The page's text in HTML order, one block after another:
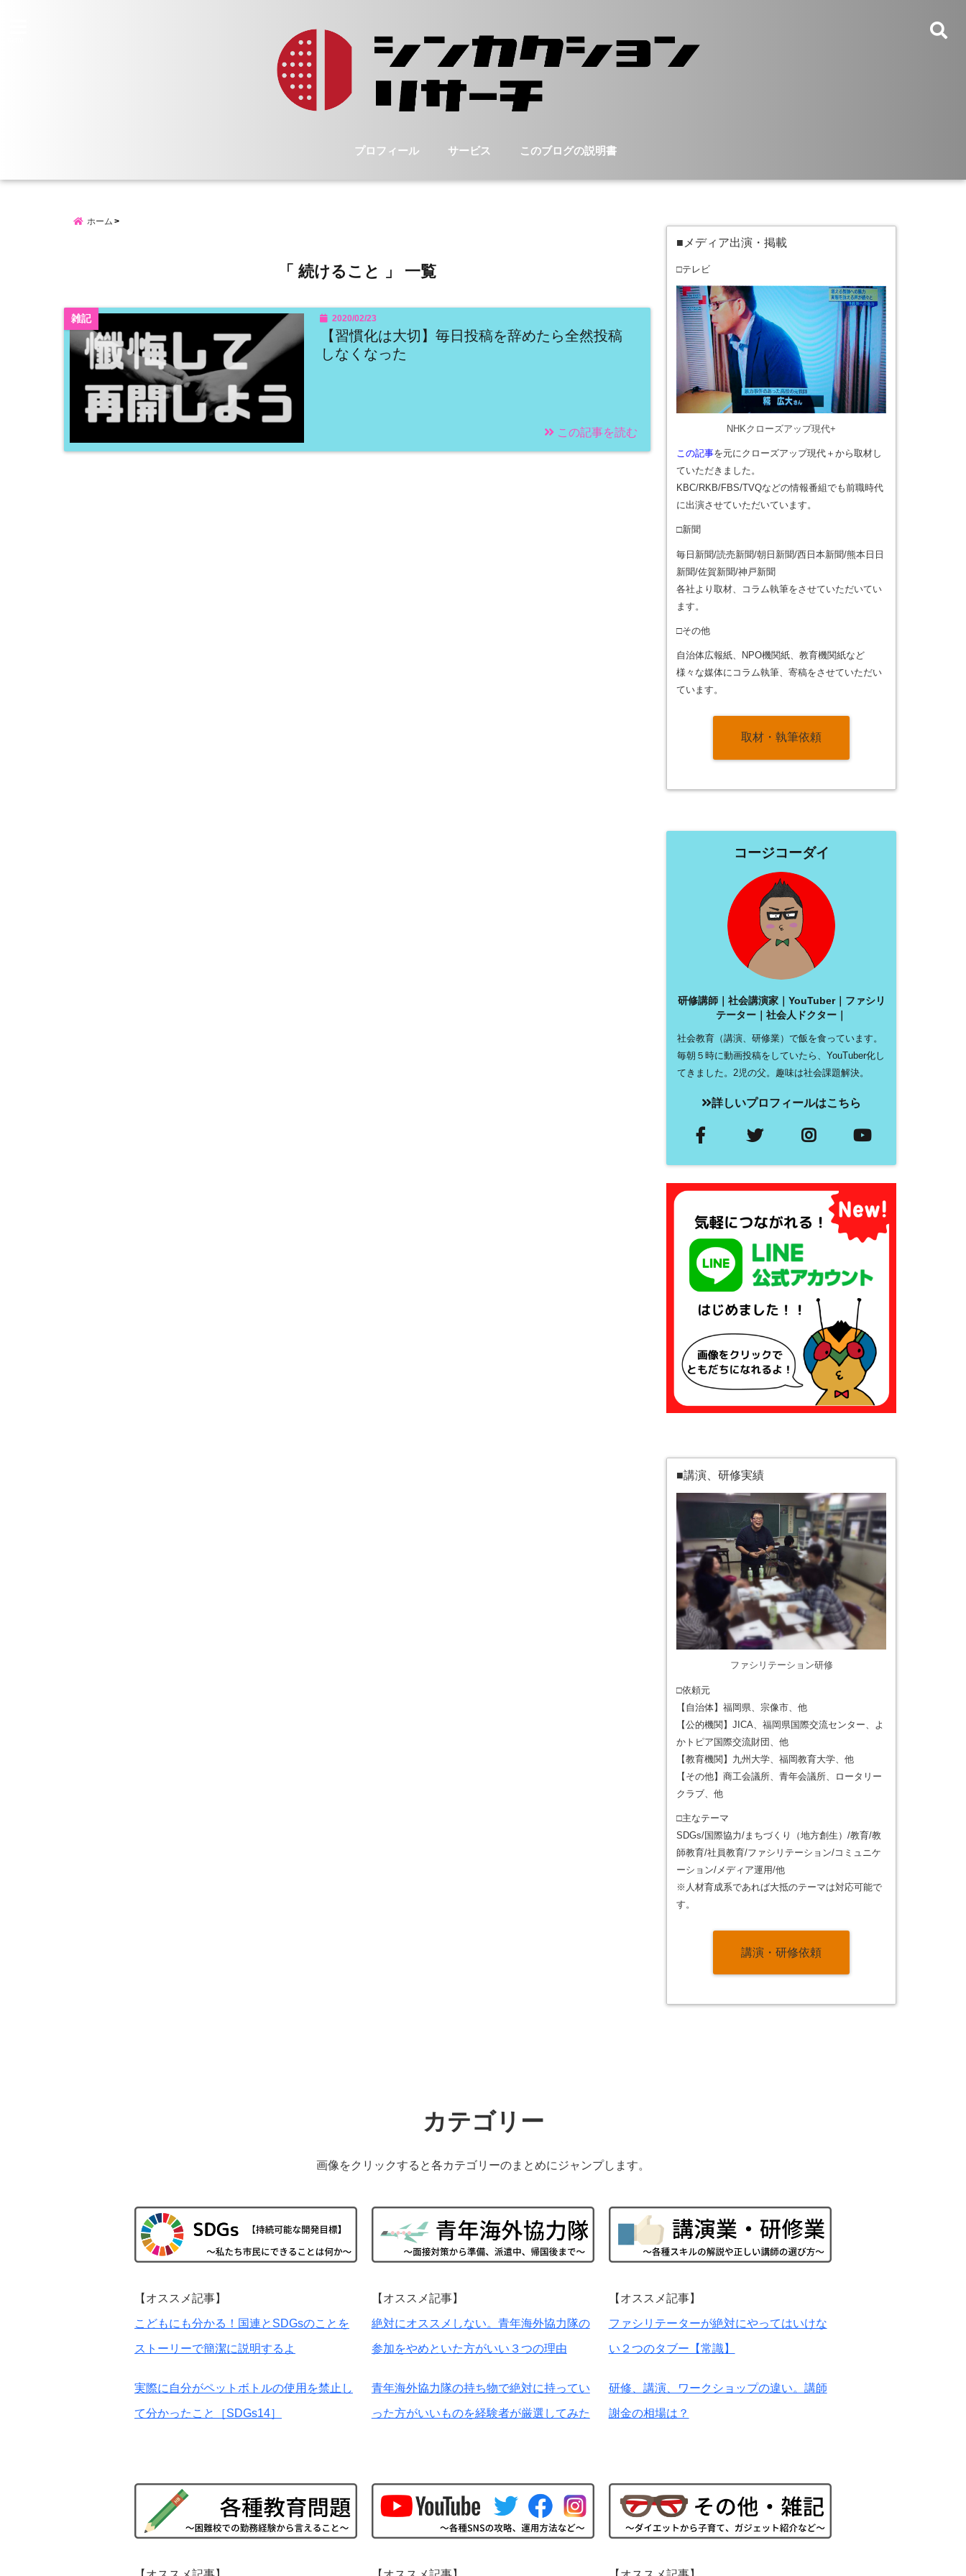
プロフィール サービス このブログの説明書
ホーム
「 続けること 」 一覧
雑記 2020/02/23
【習慣化は大切】毎日投稿を辞めたら全然投稿
しなくなった
この記事を読む
■メディア出演・掲載
□テレビ
NHKクローズアップ現代+
この記事を元にクローズアップ現代＋から取材し
ていただきました。
KBC/RKB/FBS/TVQなどの情報番組でも前職時代
に出演させていただいています。
□新聞
毎日新聞/読売新聞/朝日新聞/西日本新聞/熊本日日
新聞/佐賀新聞/神戸新聞
各社より取材、コラム執筆をさせていただいてい
ます。
□その他
自治体広報紙、NPO機関紙、教育機関紙など
様々な媒体にコラム執筆、寄稿をさせていただい
ています。
取材・執筆依頼
コージコーダイ
研修講師｜社会講演家｜YouTuber｜ファシリ
テーター｜社会人ドクター｜
社会教育（講演、研修業）で飯を食っています。
毎朝５時に動画投稿をしていたら、YouTuber化し
てきました。2児の父。趣味は社会課題解決。
詳しいプロフィールはこちら
■講演、研修実績
ファシリテーション研修
□依頼元
【自治体】福岡県、宗像市、他
【公的機関】JICA、福岡県国際交流センター、よ
かトピア国際交流財団、他
【教育機関】九州大学、福岡教育大学、他
【その他】商工会議所、青年会議所、ロータリー
クラブ、他
□主なテーマ
SDGs/国際協力/まちづくり（地方創生）/教育/教
師教育/社員教育/ファシリテーション/コミュニケ
ーション/メディア運用/他
※人材育成系であれば大抵のテーマは対応可能で
す。
講演・研修依頼
カテゴリー
画像をクリックすると各カテゴリーのまとめにジャンプします。
【オススメ記事】
こどもにも分かる！国連とSDGsのことを
ストーリーで簡潔に説明するよ
実際に自分がペットボトルの使用を禁止し
て分かったこと［SDGs14］
【オススメ記事】
絶対にオススメしない。青年海外協力隊の
参加をやめといた方がいい３つの理由
青年海外協力隊の持ち物で絶対に持ってい
った方がいいものを経験者が厳選してみた
【オススメ記事】
ファシリテーターが絶対にやってはいけな
い２つのタブー【常識】
研修、講演、ワークショップの違い。講師
謝金の相場は？